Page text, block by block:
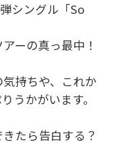
シングル「So
ーの真っ最中！
持ちや、これか
うかがいます。
きたら告白する？